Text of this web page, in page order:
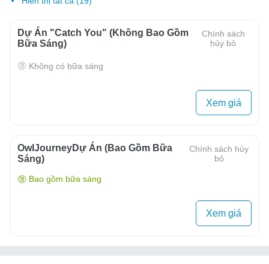
Dự Án "Catch You" (Không Bao Gồm
Bữa Sáng)
Chính sách
hủy bỏ
Không có bữa sáng
Xem giá
OwlJourneyDự Án (Bao Gồm Bữa
Sáng)
Chính sách hủy
bỏ
Bao gồm bữa sáng
Xem giá